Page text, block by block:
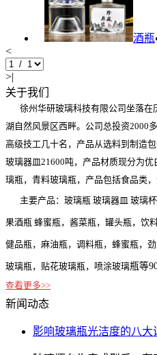
酒瓶
<
>|
关于我们
徐州华研玻璃科技有限公司坐落在
湖自然风景区西畔。公司总投资2000
高级技工几十名，产品从选料到制造
玻璃器皿21600吨，产品材质现分为
璃瓶，青料玻璃瓶，产品包括食品类
主要产品：玻璃瓶 玻璃器皿 玻璃
果酒瓶 蜂蜜瓶，酱菜瓶，罐头瓶，饮
健品瓶，麻油瓶，调料瓶，蜂蜜瓶，
玻璃瓶，贴花玻璃瓶，喷涂玻璃瓶等
查看更多>>
新闻动态
影响玻璃瓶光洁度的八大